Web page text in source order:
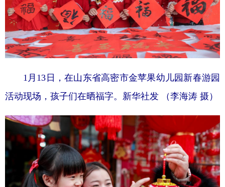
1月13日，在山东省高密市金苹果幼儿园新春游园
活动现场，孩子们在晒福字。新华社发 （李海涛 摄）